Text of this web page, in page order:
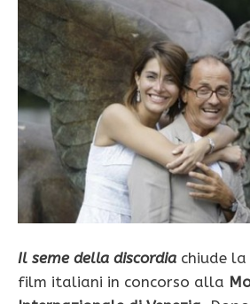
Il seme della discordia chiude
film italiani in concorso alla